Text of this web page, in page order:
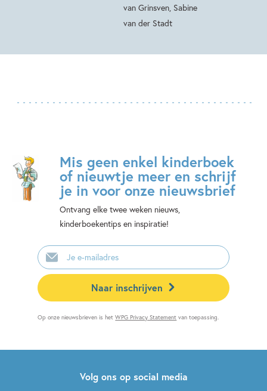
van Grinsven, Sabine
van der Stadt
Mis geen enkel kinderboek
of nieuwtje meer en schrijf
je in voor onze nieuwsbrief
Ontvang elke twee weken nieuws,
kinderboekentips en inspiratie!
E-
mailadres
Naar inschrijven
Op onze nieuwsbrieven is hetWPG Privacy Statement van toepassing.
Volg ons op social media